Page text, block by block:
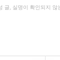
글, 실명이 확인되지